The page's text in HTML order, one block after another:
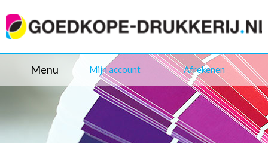
Menu Mijn account Afrekenen